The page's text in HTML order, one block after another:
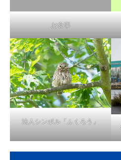
お食事
法人シンボル「ふくろう」